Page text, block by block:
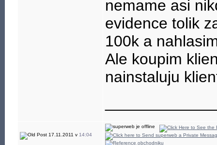
nemame asi
evidence tolik
100k a
Ale koupim
nainstaluju
17.11.2011 v 14:04